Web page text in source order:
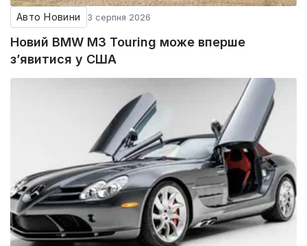
Авто Новини 3 серпня 2026
Новий BMW M3 Touring може вперше
з’явитися у США